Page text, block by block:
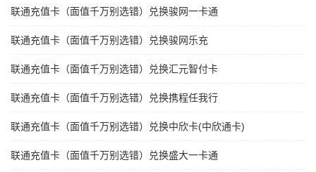
联通充值卡（面值千万别选错）兑换骏网一卡通
联通充值卡（面值千万别选错）兑换骏网乐充
联通充值卡（面值千万别选错）兑换汇元智付卡
联通充值卡（面值千万别选错）兑换携程任我行
联通充值卡（面值千万别选错）兑换中欣卡(中欣通卡)
联通充值卡（面值千万别选错）兑换盛大一卡通